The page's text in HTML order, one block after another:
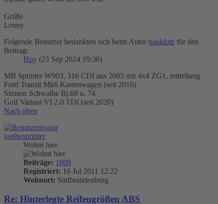
Grüße
Lenny
Folgende Benutzer bedankten sich beim Autor bauklotz für den
Beitrag:
Huy (23 Sep 2024 19:36)
MB Sprinter W903, 316 CDI aus 2005 mit 4x4 ZG1, mittellang
Ford Transit Mk6 Kastenwagen (seit 2016)
Simson Schwalbe Bj.69 u. 74
Golf Variant VI 2.0 TDI (seit 2020)
Nach oben
joethesprinter
Wohnt hier
Beiträge: 1809
Registriert: 16 Jul 2011 12:22
Wohnort: Südbrandenburg
Re: Hinterlegte Reifengrößen ABS